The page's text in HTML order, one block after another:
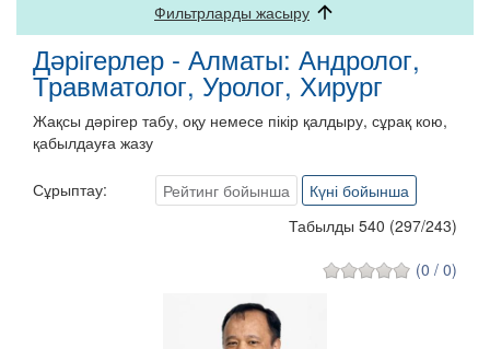
Фильтрларды жасыру
Дәрігерлер - Алматы: Андролог,
Травматолог, Уролог, Хирург
Жақсы дәрігер табу, оқу немесе пікір қалдыру, сұрақ кою,
қабылдауға жазу
Сұрыптау: Рейтинг бойынша
Күні бойынша
Табылды 540 (297/243)
(0 / 0)